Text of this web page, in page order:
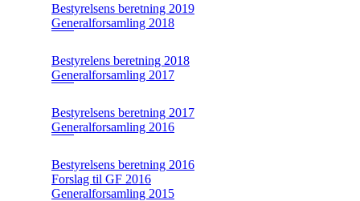
Bestyrelsens beretning 2019
Generalforsamling 2018
Bestyrelens beretning 2018
Generalforsamling 2017
Bestyrelsens beretning 2017
Generalforsamling 2016
Bestyrelsens beretning 2016
Forslag til GF 2016
Generalforsamling 2015